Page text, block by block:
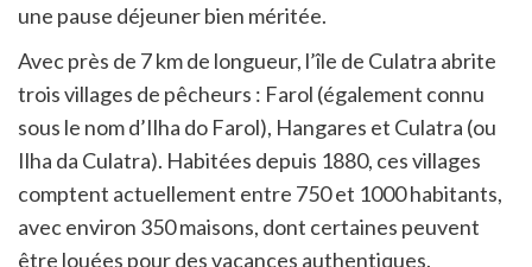
une pause déjeuner bien méritée.
Avec près de 7 km de longueur, l’île de Culatra abrite
trois villages de pêcheurs : Farol (également connu
sous le nom d’Ilha do Farol), Hangares et Culatra (ou
Ilha da Culatra). Habitées depuis 1880, ces villages
comptent actuellement entre 750 et 1000 habitants,
avec environ 350 maisons, dont certaines peuvent
être louées pour des vacances authentiques.